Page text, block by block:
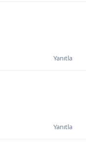
Yanıtla
Yanıtla